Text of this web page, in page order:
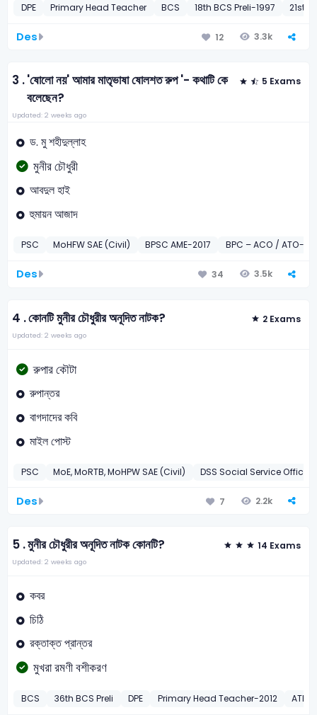
DPE Primary Head Teacher BCS 18th BCS Preli-1997 21st
Des 12 3.3k
3 .'ষোলো নয়' আমার মাতৃভাষা ষোলশত রুপ '- কথাটি কে
বলেছেন?
5 Exams
Updated: 2 weeks ago
ড. মু শহীদুল্লাহ
মুনীর চৌধুরী
আবদুল হাই
হুমায়ন আজাদ
PSC MoHFW SAE (Civil) BPSC AME-2017 BPC – ACO / ATO-
Des 34 3.5k
4 .কোনটি মুনীর চৌধুরীর অনূদিত নাটক? 2 Exams
Updated: 2 weeks ago
রুপার কৌটা
রুপান্তর
বাগদাদের কবি
মাইল পোস্ট
PSC MoE, MoRTB, MoHPW SAE (Civil) DSS Social Service Officer-
Des 7 2.2k
5 .মুনীর চৌধুরীর অনূদিত নাটক কোনটি? 14 Exams
Updated: 2 weeks ago
কবর
চিঠি
রক্তাক্ত প্রান্তর
মুখরা রমণী বশীকরণ
BCS 36th BCS Preli DPE Primary Head Teacher-2012 ATEO